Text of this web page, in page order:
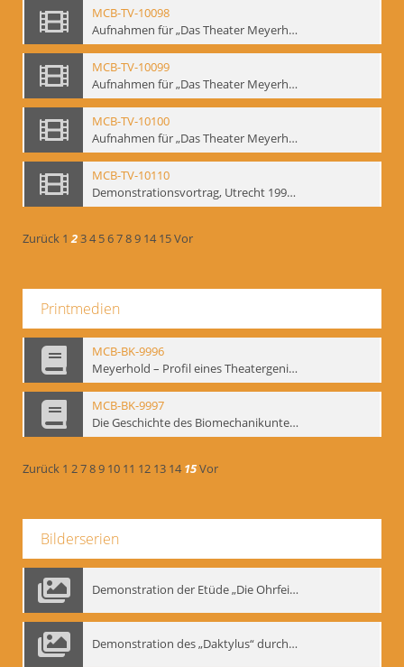
MCB-TV-10098
Aufnahmen für „Das Theater Meyerholds und die Biomechanik“ (7). Biomechanische Etüden – Detailstudien, Ausschnitt 1 - Interne Signatur: BM-vid-7_A1
MCB-TV-10099
Aufnahmen für „Das Theater Meyerholds und die Biomechanik“ (7). Biomechanische Etüden – Detailstudien, Ausschnitt 2 - Interne Signatur: BM-vid-7_A2
MCB-TV-10100
Aufnahmen für „Das Theater Meyerholds und die Biomechanik“ (7). Biomechanische Etüden – Detailstudien, Ausschnitt 3 - Interne Signatur: BM-vid-7_A3
MCB-TV-10110
Demonstrationsvortrag, Utrecht 1991 (1) - Interne Signatur: BM-vid-17
Zurück 1 234 56789 14 15Vor
Printmedien
MCB-BK-9996
Meyerhold – Profil eines Theatergenies. Vortrag. Arbeitsdemonstration - interne Signatur: BM-prt-203
MCB-BK-9997
Die Geschichte des Biomechanikunterrichts im Theater der Satire - interne Signatur: BM-prt-204
Zurück 1 2789 10 11 12 13 14 15Vor
Bilderserien
Demonstration der Etüde „Die Ohrfeige“
Demonstration des „Daktylus“ durch Gennadij Nikolajewitsch Bogdanow, Berlin 1991